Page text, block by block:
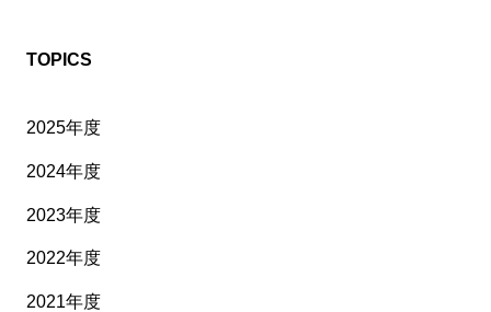
TOPICS
2025年度
2024年度
2023年度
2022年度
2021年度